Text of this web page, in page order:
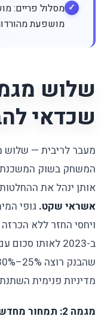
מסלול פריים:
מושפעת
שלוש
שכדאי
מעבר לריבית — שלוש
אותן ינהל את
אשראי שקט. גופי
ויחסי החזר ללא
מדיניות פנימית
מגמה 2: תמחור מחדש של מסלולים.